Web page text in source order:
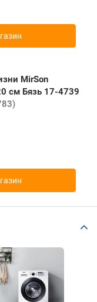
MirSon
см Бязь 17-4739